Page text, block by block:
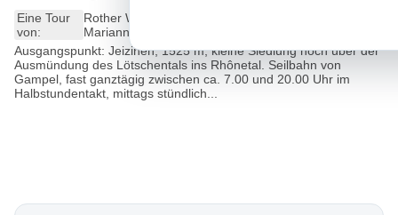
Eine Tour
von:
Rother Wanderführer Oberwallis (Michael Waeber,
Marianne Bauer)
Ausgangspunkt: Jeizinen, 1525 m; kleine Siedlung hoch über der
Ausmündung des Lötschentals ins Rhônetal. Seilbahn von
Gampel, fast ganztägig zwischen ca. 7.00 und 20.00 Uhr im
Halbstundentakt, mittags stündlich...